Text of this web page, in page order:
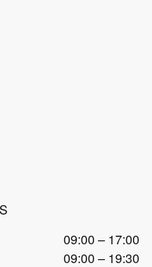
09:00 – 17:00
09:00 – 19:30